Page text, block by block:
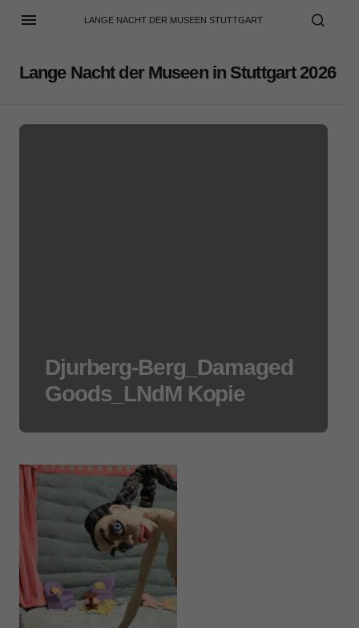
LANGE NACHT DER MUSEEN STUTTGART
Lange Nacht der Museen in Stuttgart 2026
Djurberg-Berg_Damaged
Goods_LNdM Kopie